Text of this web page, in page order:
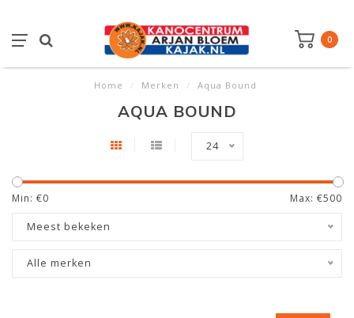
0
Home / Merken / Aqua Bound
AQUA BOUND
24
Min: €0 Max: €500
Meest bekeken
Alle merken